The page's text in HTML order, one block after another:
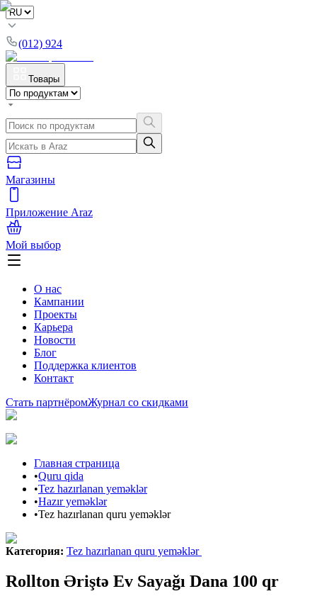
(012) 924
Товары
Магазины
Приложение Araz
Мой выбор
О нас
Кампании
Проекты
Карьера
Новости
Блог
Поддержка клиентов
Контакт
Стать партнёромЖурнал со скидками
Главная страница
•Quru qida
•Tez hazırlanan yeməklər
•Hazır yeməklər
•Tez hazırlanan quru yeməklər
Категория: Tez hazırlanan quru yeməklər
Rollton Əriştə Ev Sayağı Dana 100 qr